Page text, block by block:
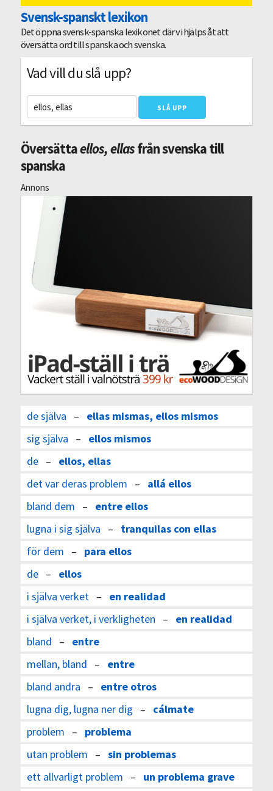
Svensk-spanskt lexikon
Det öppna svensk-spanska lexikonet där vi hjälps åt att
översätta ord till spanska och svenska.
Vad vill du slå upp?
Översättaellos, ellasfrån svenska till
spanska
Annons
de själva – ellas mismas, ellos mismos
sig själva – ellos mismos
de– ellos, ellas
det var deras problem – allá ellos
bland dem – entre ellos
lugna i sig själva – tranquilas con ellas
för dem – para ellos
de– ellos
i själva verket– en realidad
i själva verket, i verkligheten – en realidad
bland – entre
mellan, bland – entre
bland andra – entre otros
lugna dig, lugna ner dig – cálmate
problem – problema
utan problem – sin problemas
ett allvarligt problem – un problema grave